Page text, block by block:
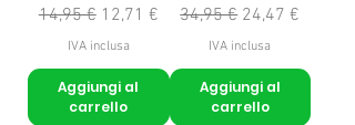
Prezzo regolare
14,95 € Prezzo scontato
12,71 €
IVA inclusa
Aggiungi al
carrello
Prezzo regolare
34,95 € Prezzo scontato
24,47 €
IVA inclusa
Aggiungi al
carrello